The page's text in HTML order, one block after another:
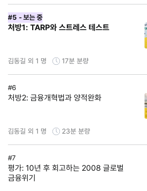
#5 - 보는 중
처방1: TARP와 스트레스 테스트
김동길 외 1 명 17분 분량
#6
처방2: 금융개혁법과 양적완화
김동길 외 1 명 23분 분량
#7
평가: 10년 후 회고하는 2008 글로벌
금융위기